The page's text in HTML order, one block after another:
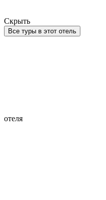
Скрыть
Все туры в этот отель
отеля